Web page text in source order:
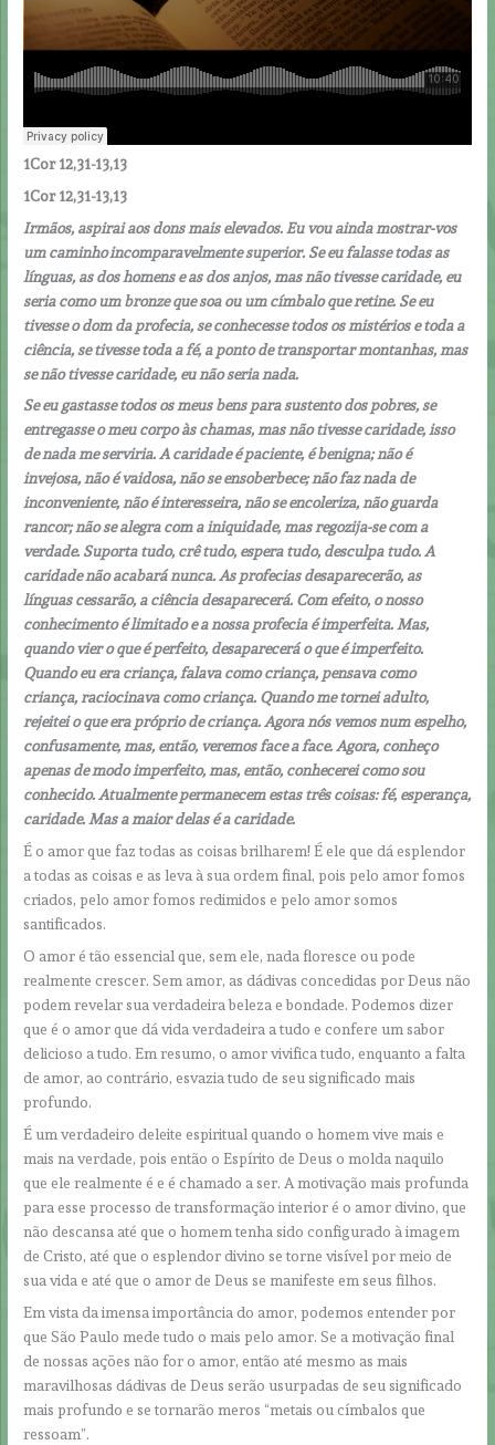
1Cor 12,31-13,13
1Cor 12,31-13,13
Irmãos, aspirai aos dons mais elevados. Eu vou ainda mostrar-vos
um caminho incomparavelmente superior. Se eu falasse todas as
línguas, as dos homens e as dos anjos, mas não tivesse caridade, eu
seria como um bronze que soa ou um címbalo que retine. Se eu
tivesse o dom da profecia, se conhecesse todos os mistérios e toda a
ciência, se tivesse toda a fé, a ponto de transportar montanhas, mas
se não tivesse caridade, eu não seria nada.
Se eu gastasse todos os meus bens para sustento dos pobres, se
entregasse o meu corpo às chamas, mas não tivesse caridade, isso
de nada me serviria. A caridade é paciente, é benigna; não é
invejosa, não é vaidosa, não se ensoberbece; não faz nada de
inconveniente, não é interesseira, não se encoleriza, não guarda
rancor; não se alegra com a iniquidade, mas regozija-se com a
verdade. Suporta tudo, crê tudo, espera tudo, desculpa tudo. A
caridade não acabará nunca. As profecias desaparecerão, as
línguas cessarão, a ciência desaparecerá. Com efeito, o nosso
conhecimento é limitado e a nossa profecia é imperfeita. Mas,
quando vier o que é perfeito, desaparecerá o que é imperfeito.
Quando eu era criança, falava como criança, pensava como
criança, raciocinava como criança. Quando me tornei adulto,
rejeitei o que era próprio de criança. Agora nós vemos num espelho,
confusamente, mas, então, veremos face a face. Agora, conheço
apenas de modo imperfeito, mas, então, conhecerei como sou
conhecido. Atualmente permanecem estas três coisas: fé, esperança,
caridade. Mas a maior delas é a caridade.
É o amor que faz todas as coisas brilharem! É ele que dá esplendor
a todas as coisas e as leva à sua ordem final, pois pelo amor fomos
criados, pelo amor fomos redimidos e pelo amor somos
santificados.
O amor é tão essencial que, sem ele, nada floresce ou pode
realmente crescer. Sem amor, as dádivas concedidas por Deus não
podem revelar sua verdadeira beleza e bondade. Podemos dizer
que é o amor que dá vida verdadeira a tudo e confere um sabor
delicioso a tudo. Em resumo, o amor vivifica tudo, enquanto a falta
de amor, ao contrário, esvazia tudo de seu significado mais
profundo.
É um verdadeiro deleite espiritual quando o homem vive mais e
mais na verdade, pois então o Espírito de Deus o molda naquilo
que ele realmente é e é chamado a ser. A motivação mais profunda
para esse processo de transformação interior é o amor divino, que
não descansa até que o homem tenha sido configurado à imagem
de Cristo, até que o esplendor divino se torne visível por meio de
sua vida e até que o amor de Deus se manifeste em seus filhos.
Em vista da imensa importância do amor, podemos entender por
que São Paulo mede tudo o mais pelo amor. Se a motivação final
de nossas ações não for o amor, então até mesmo as mais
maravilhosas dádivas de Deus serão usurpadas de seu significado
mais profundo e se tornarão meros “metais ou címbalos que
ressoam”.